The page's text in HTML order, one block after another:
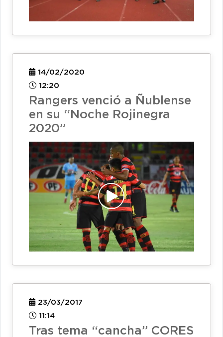
14/02/2020
12:20
Rangers venció a Ñublense
en su “Noche Rojinegra
2020”
23/03/2017
11:14
Tras tema “cancha” CORES